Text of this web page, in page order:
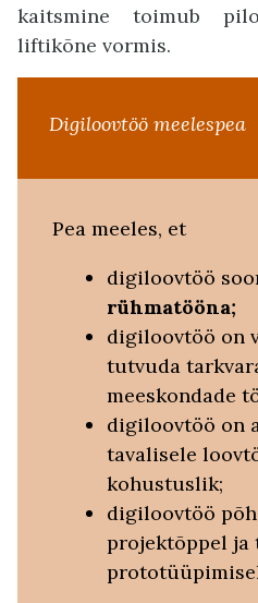
kaitsmine toimub
liftikõne vormis.
Digiloovtöö meelespea
Pea meeles, et
digiloovtöö
rühmatööna;
digiloovtöö on
tutvuda
meeskondade
digiloovtöö on
tavalisele
kohustuslik;
digiloovtöö
projektõppel